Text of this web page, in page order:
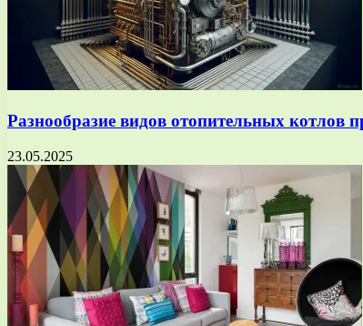
Разнообразие видов отопительных
23.05.2025